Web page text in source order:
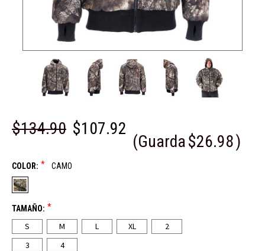
$134.90 $107.92
(Guarda$26.98)
COLOR: * CAMO
TAMAÑO: *
S M L XL
2
3
4